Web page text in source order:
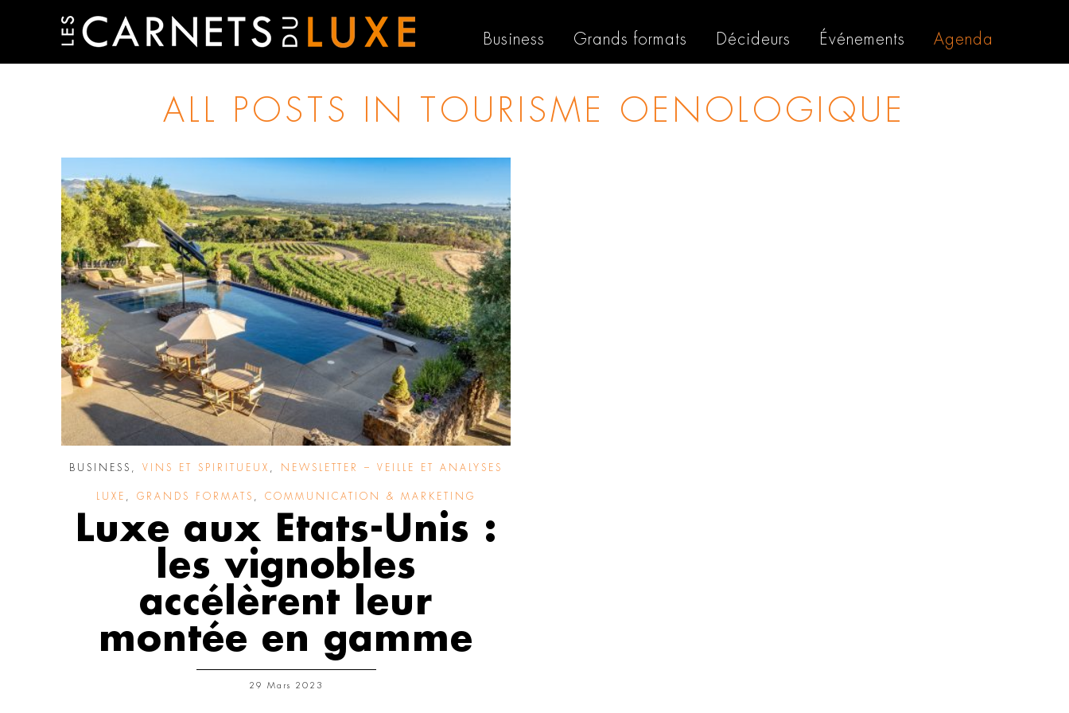
Business Grands formats Décideurs Événements Agenda
ALL POSTS IN TOURISME OENOLOGIQUE
BUSINESS VINS ET SPIRITUEUX NEWSLETTER – VEILLE ET ANALYSES
LUXE GRANDS FORMATS COMMUNICATION & MARKETING
Luxe aux Etats-Unis :
les vignobles
accélèrent leur
montée en gamme
29 Mars 2023